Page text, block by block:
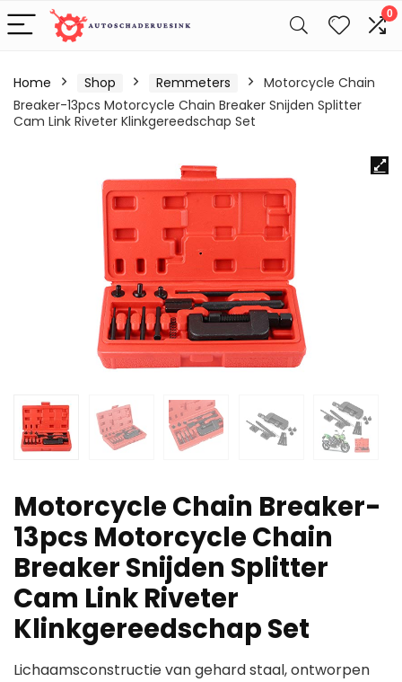
0
Home Shop Remmeters
Motorcycle Chain
Breaker-13pcs Motorcycle Chain Breaker Snijden Splitter
Cam Link Riveter Klinkgereedschap Set
Motorcycle Chain Breaker-
13pcs Motorcycle Chain
Breaker Snijden Splitter
Cam Link Riveter
Klinkgereedschap Set
Lichaamsconstructie van gehard staal, ontworpen